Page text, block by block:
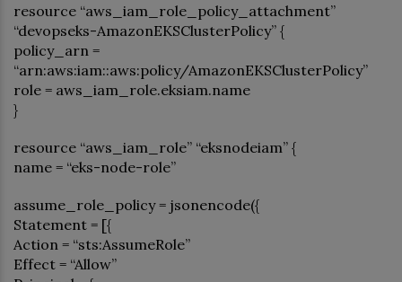
resource “aws_iam_role_policy_attachment”
“devopseks-AmazonEKSClusterPolicy” {
policy_arn =
“arn:aws:iam::aws:policy/AmazonEKSClusterPolicy”
role = aws_iam_role.eksiam.name
}
resource “aws_iam_role” “eksnodeiam” {
name = “eks-node-role”
assume_role_policy = jsonencode({
Statement = [{
Action = “sts:AssumeRole”
Effect = “Allow”